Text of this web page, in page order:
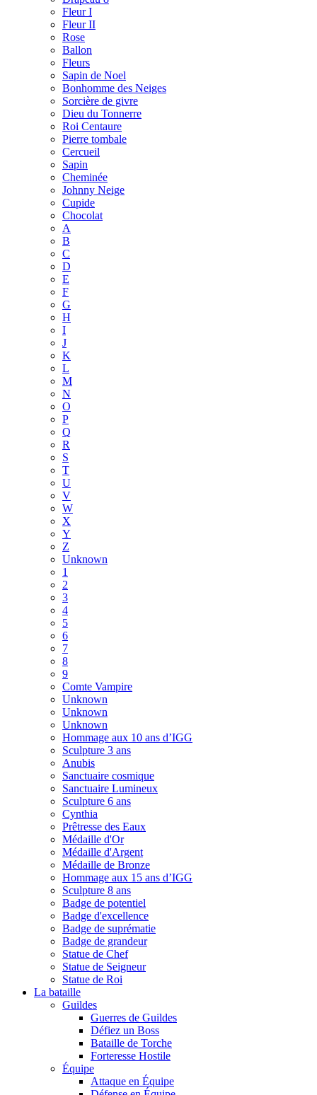
Fleur I
Fleur II
Rose
Ballon
Fleurs
Sapin de Noel
Bonhomme des Neiges
Sorcière de givre
Dieu du Tonnerre
Roi Centaure
Pierre tombale
Cercueil
Sapin
Cheminée
Johnny Neige
Cupide
Chocolat
A
B
C
D
E
F
G
H
I
J
K
L
M
N
O
P
Q
R
S
T
U
V
W
X
Y
Z
Unknown
1
2
3
4
5
6
7
8
9
Comte Vampire
Unknown
Unknown
Unknown
Hommage aux 10 ans d’IGG
Sculpture 3 ans
Anubis
Sanctuaire cosmique
Sanctuaire Lumineux
Sculpture 6 ans
Cynthia
Prêtresse des Eaux
Médaille d'Or
Médaille d'Argent
Médaille de Bronze
Hommage aux 15 ans d’IGG
Sculpture 8 ans
Badge de potentiel
Badge d'excellence
Badge de suprématie
Badge de grandeur
Statue de Chef
Statue de Seigneur
Statue de Roi
La bataille
Guildes
Guerres de Guildes
Défiez un Boss
Bataille de Torche
Forteresse Hostile
Équipe
Attaque en Équipe